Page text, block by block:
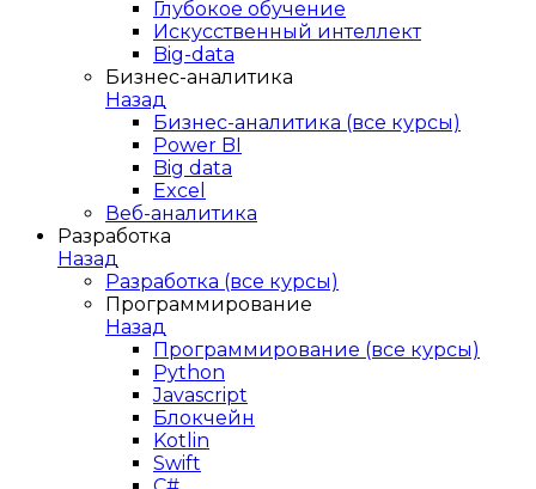
Глубокое обучение
Искусственный интеллект
Big-data
Бизнес-аналитика
Назад
Бизнес-аналитика (все курсы)
Power BI
Big data
Excel
Веб-аналитика
Разработка
Назад
Разработка (все курсы)
Программирование
Назад
Программирование (все курсы)
Python
Javascript
Блокчейн
Kotlin
Swift